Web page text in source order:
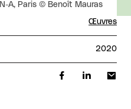
A, Paris © Benoît Mauras
Œuvres
2020